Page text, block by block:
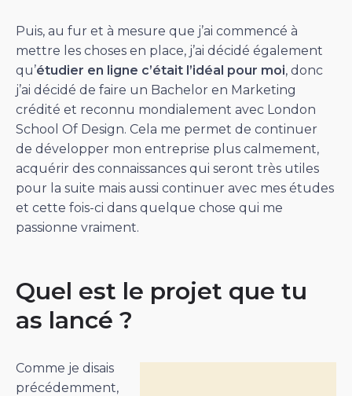
Puis, au fur et à mesure que j’ai commencé à
mettre les choses en place, j’ai décidé également
qu’étudier en ligne c’était l’idéal pour moi, donc
j’ai décidé de faire un Bachelor en Marketing
crédité et reconnu mondialement avec London
School Of Design. Cela me permet de continuer
de développer mon entreprise plus calmement,
acquérir des connaissances qui seront très utiles
pour la suite mais aussi continuer avec mes études
et cette fois-ci dans quelque chose qui me
passionne vraiment.
Quel est le projet que tu
as lancé ?
Comme je disais
précédemment,